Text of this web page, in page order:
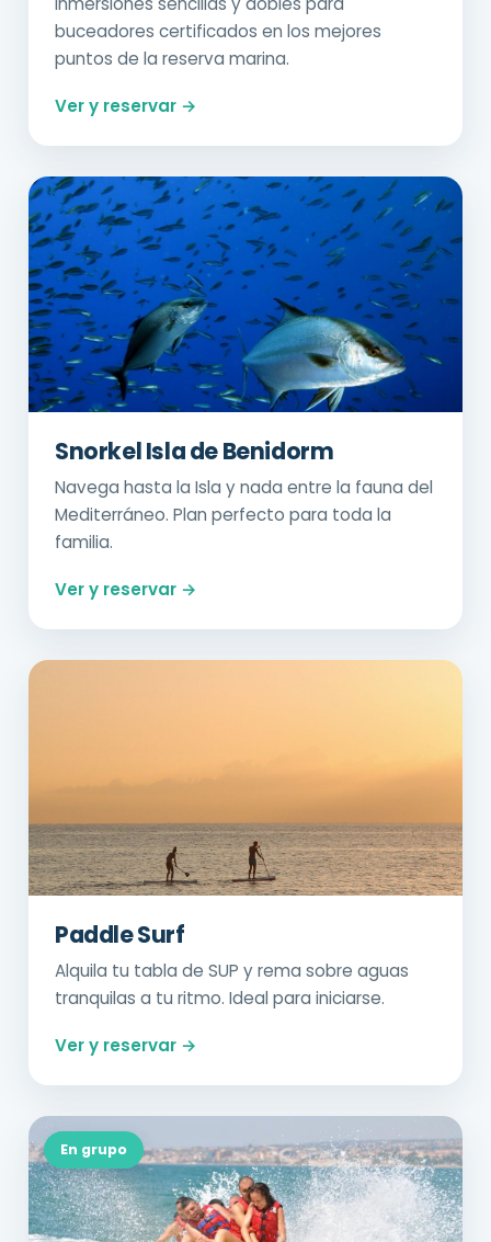
buceadores certificados en los mejores
puntos de la reserva marina.
Ver y reservar →
Snorkel Isla de Benidorm
Navega hasta la Isla y nada entre la fauna del
Mediterráneo. Plan perfecto para toda la
familia.
Ver y reservar →
Paddle Surf
Alquila tu tabla de SUP y rema sobre aguas
tranquilas a tu ritmo. Ideal para iniciarse.
Ver y reservar →
En grupo